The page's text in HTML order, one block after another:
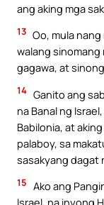
ang aking mga
13 Oo, mula
walang sinomang
gagawa, at
14 Ganito ang
na Banal ng
Babilonia, at
palaboy, sa
sasakyang dagat
15 Ako ang